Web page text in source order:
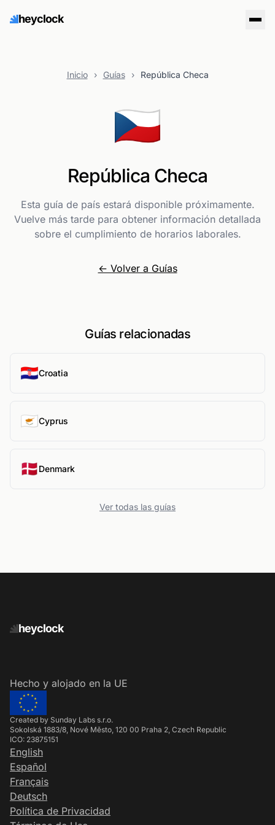
heyclock
Inicio › Guías › República Checa
🇨🇿
República Checa
Esta guía de país estará disponible próximamente.
Vuelve más tarde para obtener información detallada
sobre el cumplimiento de horarios laborales.
← Volver a Guías
Guías relacionadas
🇭🇷Croatia
🇨🇾Cyprus
🇩🇰Denmark
Ver todas las guías
heyclock
Hecho y alojado en la UE
Created by Sunday Labs s.r.o.
Sokolská 1883/8, Nové Město, 120 00 Praha 2, Czech Republic
ICO: 23875151
English
Español
Français
Deutsch
Política de Privacidad